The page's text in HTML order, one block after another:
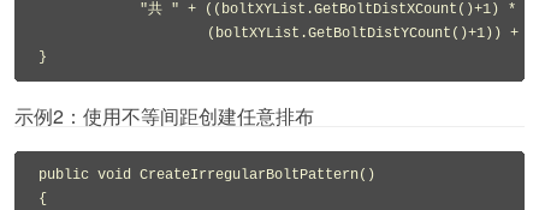
            "共 " + ((boltXYList.GetBoltDistXCount()+1) *
(boltXYList.GetBoltDistYCount()+1)) + "
}
示例2：使用不等间距创建任意排布
public void CreateIrregularBoltPattern()
{